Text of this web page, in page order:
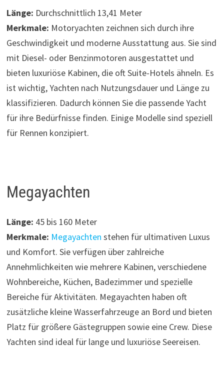
Länge: Durchschnittlich 13,41 Meter
Merkmale: Motoryachten zeichnen sich durch ihre
Geschwindigkeit und moderne Ausstattung aus. Sie sind
mit Diesel- oder Benzinmotoren ausgestattet und
bieten luxuriöse Kabinen, die oft Suite-Hotels ähneln. Es
ist wichtig, Yachten nach Nutzungsdauer und Länge zu
klassifizieren. Dadurch können Sie die passende Yacht
für ihre Bedürfnisse finden. Einige Modelle sind speziell
für Rennen konzipiert.
Megayachten
Länge: 45 bis 160 Meter
Merkmale: Megayachten stehen für ultimativen Luxus
und Komfort. Sie verfügen über zahlreiche
Annehmlichkeiten wie mehrere Kabinen, verschiedene
Wohnbereiche, Küchen, Badezimmer und spezielle
Bereiche für Aktivitäten. Megayachten haben oft
zusätzliche kleine Wasserfahrzeuge an Bord und bieten
Platz für größere Gästegruppen sowie eine Crew. Diese
Yachten sind ideal für lange und luxuriöse Seereisen.